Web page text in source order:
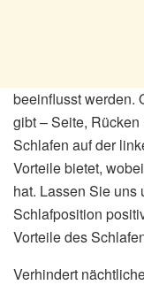
beeinflusst werden.
gibt – Seite,
Schlafen auf der
Vorteile bietet,
hat. Lassen Sie
Schlafposition
Vorteile des
Verhindert